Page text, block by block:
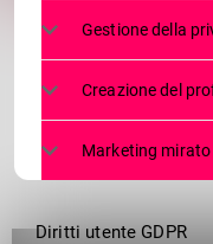
Gestione della
Creazione del
Marketing mirato
Diritti utente GDPR